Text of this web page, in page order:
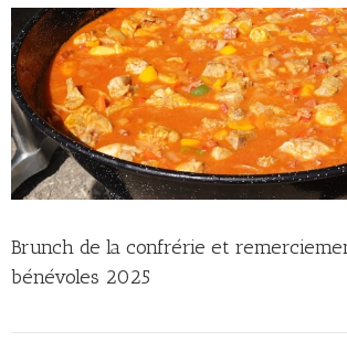
Brunch de la confrérie et
bénévoles 2025